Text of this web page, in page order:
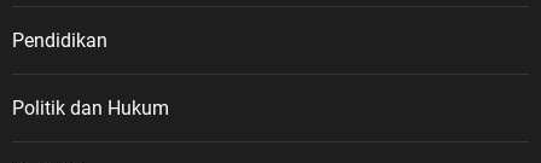
Pendidikan
Politik dan Hukum